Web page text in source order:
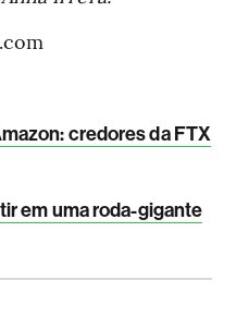
credores da FTX
em uma roda-gigante